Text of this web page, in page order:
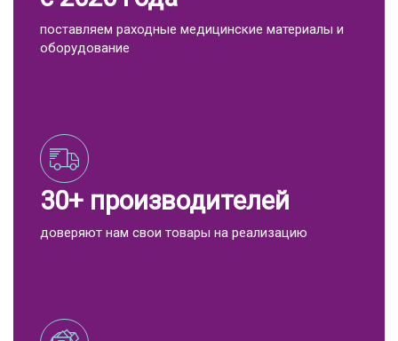
поставляем раходные медицинские материалы и
оборудование
30+ производителей
доверяют нам свои товары на реализацию